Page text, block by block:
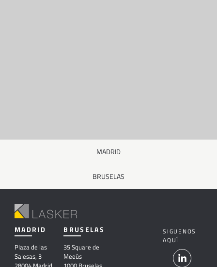
MADRID
BRUSELAS
MADRID
Plaza de las
Salesas, 3
BRUSELAS
35 Square de
Meeûs
SIGUENOS
AQUÍ